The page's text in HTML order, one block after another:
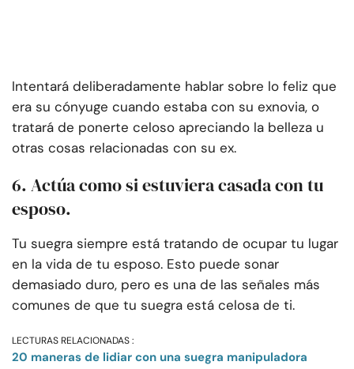
Intentará deliberadamente hablar sobre lo feliz que
era su cónyuge cuando estaba con su exnovia, o
tratará de ponerte celoso apreciando la belleza u
otras cosas relacionadas con su ex.
6. Actúa como si estuviera casada con tu
esposo.
Tu suegra siempre está tratando de ocupar tu lugar
en la vida de tu esposo. Esto puede sonar
demasiado duro, pero es una de las señales más
comunes de que tu suegra está celosa de ti.
LECTURAS RELACIONADAS :
20 maneras de lidiar con una suegra manipuladora